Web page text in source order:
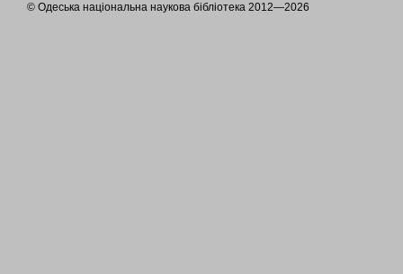
© Одеська національна наукова бібліотека 2012—2026